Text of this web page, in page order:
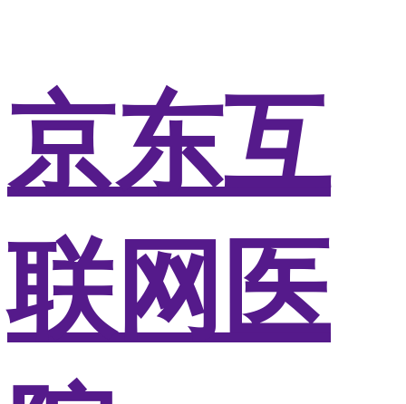
京东互
联网医